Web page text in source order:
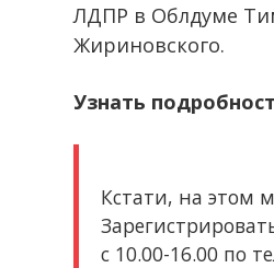
ЛДПР в Облдуме
Жириновского.
Узнать
Кстати, на этом
с 10.00-16.00 по